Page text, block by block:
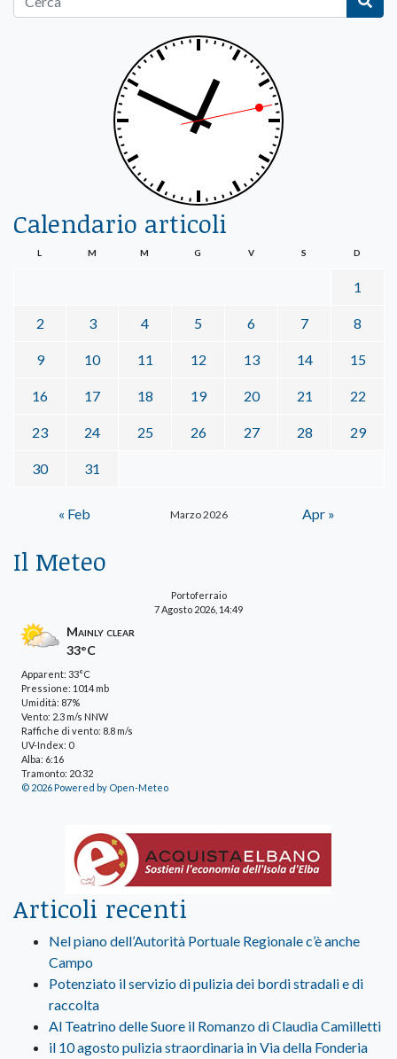
Calendario articoli
Marzo 2026
L M M G V S D
1
2 3 4 5 6 7 8
9 10 11 12 13 14 15
16 17 18 19 20 21 22
23 24 25 26 27 28 29
30 31
« Feb Apr »
Il Meteo
Portoferraio
7 Agosto 2026, 14:49
Mainly clear
33°C
Apparent: 33°C
Pressione: 1014 mb
Umidità: 87%
Vento: 2.3 m/s NNW
Raffiche di vento: 8.8 m/s
UV-Index: 0
Alba: 6:16
Tramonto: 20:32
© 2026 Powered by Open-Meteo
Articoli recenti
Nel piano dell’Autorità Portuale Regionale c’è anche
Campo
Potenziato il servizio di pulizia dei bordi stradali e di
raccolta
Al Teatrino delle Suore il Romanzo di Claudia Camilletti
il 10 agosto pulizia straordinaria in Via della Fonderia